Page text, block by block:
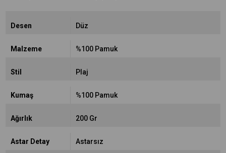
Desen Düz
Malzeme %100 Pamuk
Stil Plaj
Kumaş %100 Pamuk
Ağırlık 200 Gr
Astar Detay Astarsız